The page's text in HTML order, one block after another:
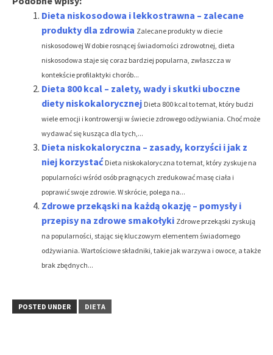
Dieta niskosodowa i lekkostrawna – zalecane
produkty dla zdrowia Zalecane produkty w diecie
niskosodowej W dobie rosnącej świadomości zdrowotnej, dieta
niskosodowa staje się coraz bardziej popularna, zwłaszcza w
kontekście profilaktyki chorób...
Dieta 800 kcal – zalety, wady i skutki uboczne
diety niskokalorycznej Dieta 800 kcal to temat, który budzi
wiele emocji i kontrowersji w świecie zdrowego odżywiania. Choć może
wydawać się kusząca dla tych,...
Dieta niskokaloryczna – zasady, korzyści i jak z
niej korzystać Dieta niskokaloryczna to temat, który zyskuje na
popularności wśród osób pragnących zredukować masę ciała i
poprawić swoje zdrowie. W skrócie, polega na...
Zdrowe przekąski na każdą okazję – pomysły i
przepisy na zdrowe smakołyki Zdrowe przekąski zyskują
na popularności, stając się kluczowym elementem świadomego
odżywiania. Wartościowe składniki, takie jak warzywa i owoce, a także
brak zbędnych...
POSTED UNDER DIETA